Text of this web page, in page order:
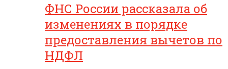
ФНС России рассказала об
изменениях в порядке
предоставления вычетов по
НДФЛ